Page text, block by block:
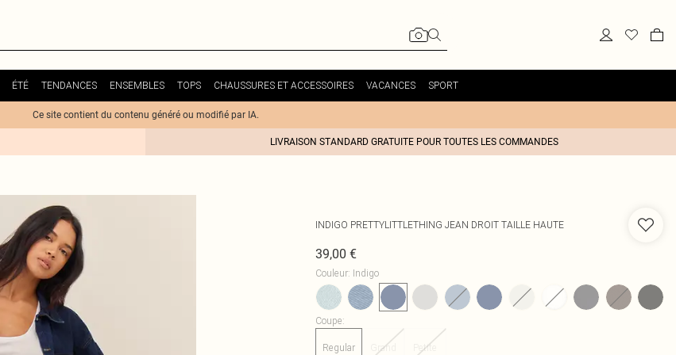
ÉTÉ TENDANCES ENSEMBLES TOPS CHAUSSURES ET ACCESSOIRES VACANCES SPORT
Ce site contient du contenu généré ou modifié par IA.
LIVRAISON STANDARD GRATUITE POUR TOUTES LES COMMANDES
INDIGO PRETTYLITTLETHING JEAN DROIT TAILLE HAUTE
39,00 €
Couleur: Indigo
Coupe:
Regular Grand Petite